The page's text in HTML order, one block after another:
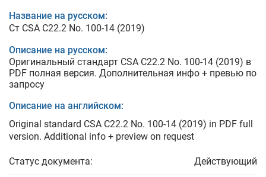
Название на русском:
Ст CSA C22.2 No. 100-14 (2019)
Описание на русском:
Оригинальный стандарт CSA C22.2 No. 100-14 (2019) в
PDF полная версия. Дополнительная инфо + превью по
запросу
Описание на английском:
Original standard CSA C22.2 No. 100-14 (2019) in PDF full
version. Additional info + preview on request
Статус документа: Действующий